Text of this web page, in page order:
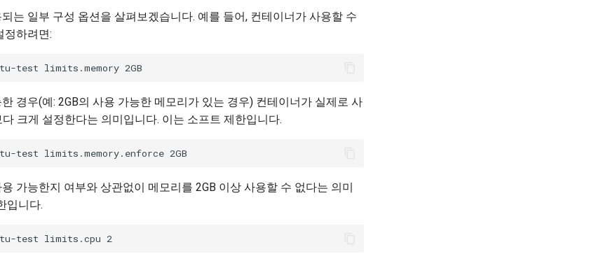
는 일부 구성 옵션을 살펴보겠습니다. 예를 들어, 컨테이너가 사용할 수
정하려면:
경우(예: 2GB의 사용 가능한 메모리가 있는 경우) 컨테이너가 실제로 사
크게 설정한다는 의미입니다. 이는 소프트 제한입니다.
가능한지 여부와 상관없이 메모리를 2GB 이상 사용할 수 없다는 의미
입니다.